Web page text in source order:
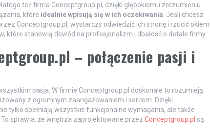
też firma Conceptgroup.pl, dzięki głębokiemu zrozumieniu
które idealnie wpisują się w ich oczekiwania . Jeśli chcesz
Conceptgroup.pl, wystarczy odwiedzić ich stronę i rzucić okiem
które stanowią dowód na profesjonalizm i dbałość o detale firmy.
– połączenie pasji i
pasja. W firmie Conceptgroup.pl doskonale to rozumieją.
z ogromnym zaangażowaniem i sercem. Dzięki
tylko spełniają wszystkie funkcjonalne wymagania, ale także
sprawia, że wnętrza zaprojektowane przez Conceptgroup.pl są